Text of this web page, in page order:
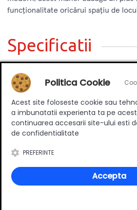
funcționalitate oricărui spațiu de
Specificatii
Tip
Distanta dintre gaurile de
montare [mm]
Culoare
Politica Cookie
Acest site foloseste cookie sau
a imbunatatii experienta ta pe acest
continuarea accesarii site-ului esti de
de confidentialitate
PREFERINTE
Accepta